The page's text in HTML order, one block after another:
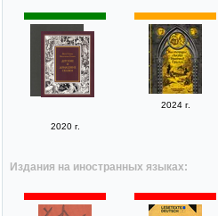
2020 г.
2024 г.
Издания на иностранных языках: